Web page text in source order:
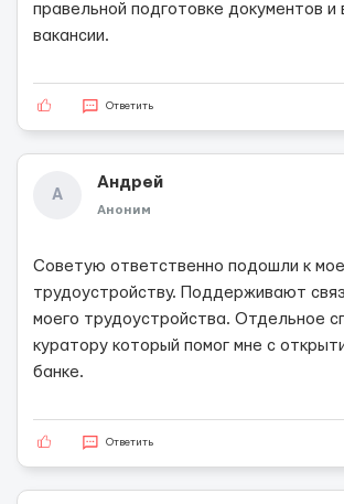
правельной подготовке документов и
вакансии.
Ответить
А
Андрей
Аноним
Советую ответственно подошли к
трудоустройству. Поддерживают
моего трудоустройства. Отдельное
куратору который помог мне с
банке.
Ответить